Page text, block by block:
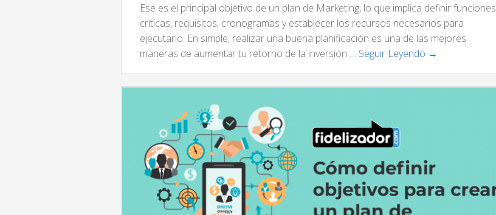
Ese es el principal objetivo de un plan de Marketing, lo que implica definir funciones
críticas, requisitos, cronogramas y establecer los recursos necesarios para
ejecutarlo. En simple, realizar una buena planificación es una de las mejores
maneras de aumentar tu retorno de la inversión … Seguir Leyendo →